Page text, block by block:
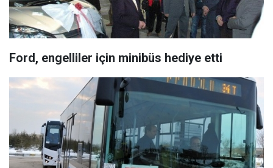
Ford, engelliler için minibüs hediye etti